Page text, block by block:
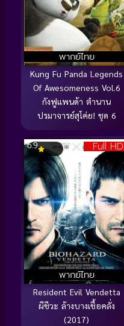
พากย์ไทย
Kung Fu Panda Legends
Of Awesomeness Vol.6
กังฟูแพนด้า ตำนาน
ปรมาจารย์สุโค่ย! ชุด 6
Full HD
พากย์ไทย
6.9
Resident Evil Vendetta
ผีชีวะ ล้างบางเชื้อคลั่ง
(2017)